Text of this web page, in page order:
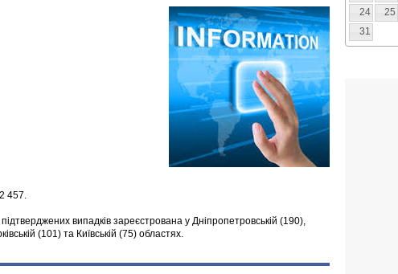
457.
випадків зареєстрована у Дніпропетровській (190),
(101) та Київській (75) областях.
24
25
31